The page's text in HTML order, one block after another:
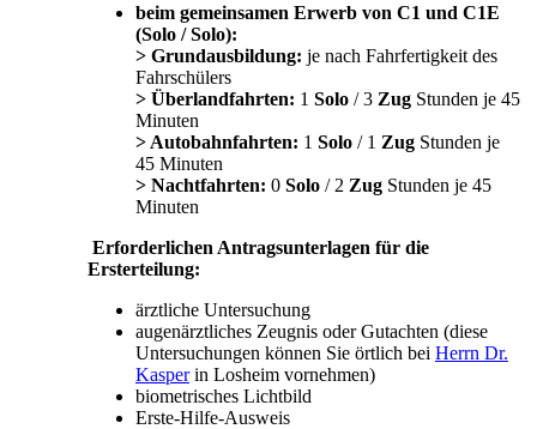
beim gemeinsamen Erwerb von C1 und C1E
(Solo / Solo):
> Grundausbildung: je nach Fahrfertigkeit des
Fahrschülers
> Überlandfahrten: 1 Solo / 3 Zug Stunden je 45
Minuten
> Autobahnfahrten: 1 Solo / 1 Zug Stunden je
45 Minuten
> Nachtfahrten: 0 Solo / 2 Zug Stunden je 45
Minuten
Erforderlichen Antragsunterlagen für die
Ersterteilung:
ärztliche Untersuchung
augenärztliches Zeugnis oder Gutachten (diese
Untersuchungen können Sie örtlich bei Herrn Dr.
Kasperin Losheim vornehmen)
biometrisches Lichtbild
Erste-Hilfe-Ausweis